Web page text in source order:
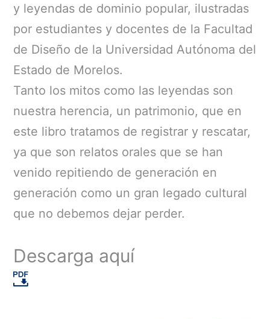
y leyendas de dominio popular, ilustradas
por estudiantes y docentes de la Facultad
de Diseño de la Universidad Autónoma del
Estado de Morelos.
Tanto los mitos como las leyendas son
nuestra herencia, un patrimonio, que en
este libro tratamos de registrar y rescatar,
ya que son relatos orales que se han
venido repitiendo de generación en
generación como un gran legado cultural
que no debemos dejar perder.
Descarga aquí